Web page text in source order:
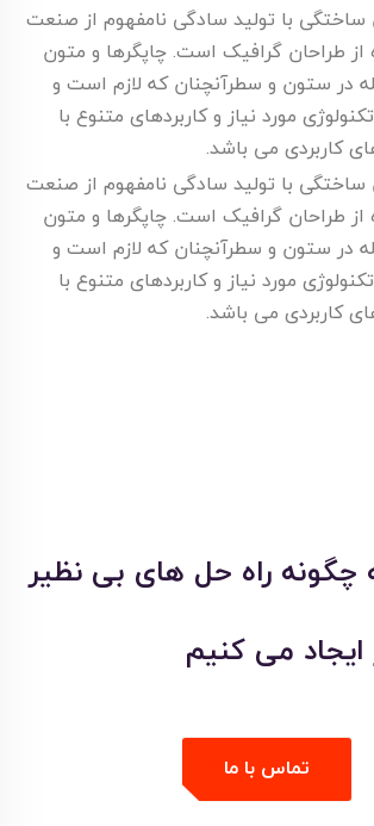
ساختگی با تولید سادگی نامفهوم از صنعت
از طراحان گرافیک است. چاپگرها و متون
در ستون و سطرآنچنان که لازم است و
مورد نیاز و کاربردهای متنوع با
کاربردی می باشد.
ساختگی با تولید سادگی نامفهوم از صنعت
از طراحان گرافیک است. چاپگرها و متون
در ستون و سطرآنچنان که لازم است و
مورد نیاز و کاربردهای متنوع با
کاربردی می باشد.
چگونه راه حل های بی نظیر
می کنیم
تماس با ما